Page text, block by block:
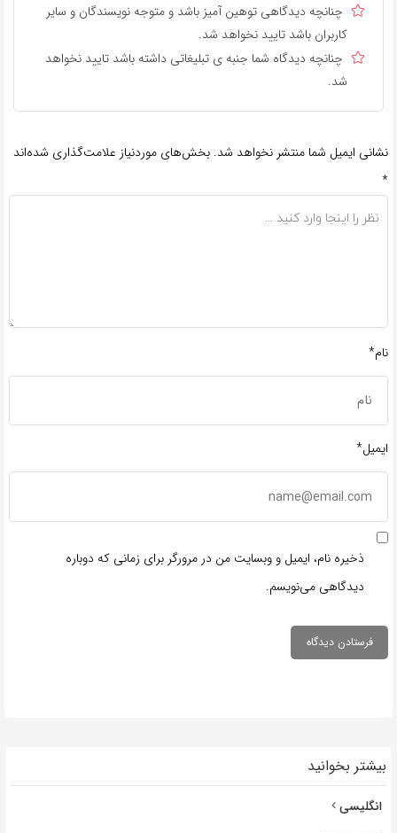
چنانچه دیدگاهی توهین آمیز باشد و متوجه نویسندگان و سایر
کاربران باشد تایید نخواهد شد.
چنانچه دیدگاه شما جنبه ی تبلیغاتی داشته باشد تایید نخواهد
شد.
نشانی ایمیل شما منتشر نخواهد شد. بخش‌های موردنیاز علامت‌گذاری شده‌اند
*
نام*
ایمیل*
ذخیره نام، ایمیل و وبسایت من در مرورگر برای زمانی که دوباره
دیدگاهی می‌نویسم.
بیشتر بخوانید
انگلیسی